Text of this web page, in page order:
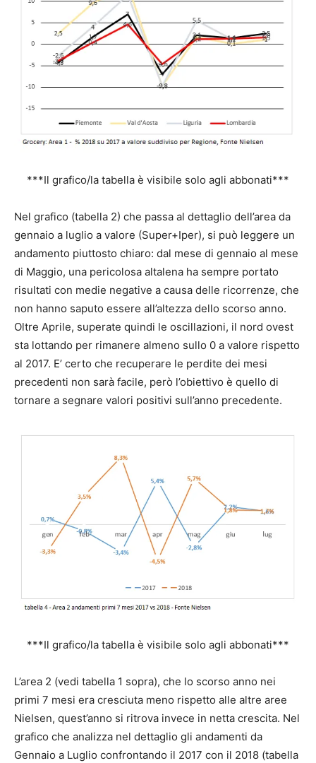
***Il grafico/la tabella è visibile solo agli abbonati***
Nel grafico (tabella 2) che passa al dettaglio dell’area da
gennaio a luglio a valore (Super+Iper), si può leggere un
andamento piuttosto chiaro: dal mese di gennaio al mese
di Maggio, una pericolosa altalena ha sempre portato
risultati con medie negative a causa delle ricorrenze, che
non hanno saputo essere all’altezza dello scorso anno.
Oltre Aprile, superate quindi le oscillazioni, il nord ovest
sta lottando per rimanere almeno sullo 0 a valore rispetto
al 2017. E’ certo che recuperare le perdite dei mesi
precedenti non sarà facile, però l’obiettivo è quello di
tornare a segnare valori positivi sull’anno precedente.
***Il grafico/la tabella è visibile solo agli abbonati***
L’area 2 (vedi tabella 1 sopra), che lo scorso anno nei
primi 7 mesi era cresciuta meno rispetto alle altre aree
Nielsen, quest’anno si ritrova invece in netta crescita. Nel
grafico che analizza nel dettaglio gli andamenti da
Gennaio a Luglio confrontando il 2017 con il 2018 (tabella